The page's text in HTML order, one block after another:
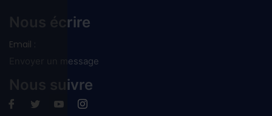
Nous écrire
Email :
Envoyer un message
Nous suivre